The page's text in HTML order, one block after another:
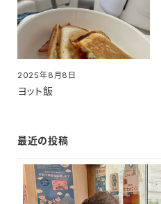
ヨット飯
投稿日
2025年8月8日
最近の投稿